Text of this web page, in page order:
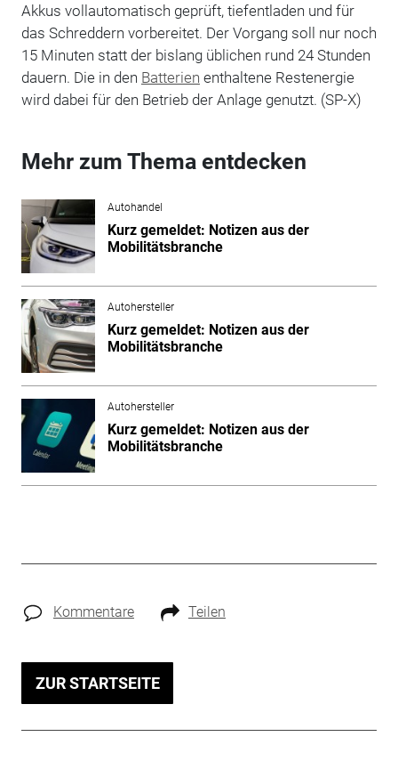
Akkus vollautomatisch geprüft, tiefentladen und für
das Schreddern vorbereitet. Der Vorgang soll nur noch
15 Minuten statt der bislang üblichen rund 24 Stunden
dauern. Die in den Batterien enthaltene Restenergie
wird dabei für den Betrieb der Anlage genutzt. (SP-X)
Mehr zum Thema entdecken
Autohandel
Kurz gemeldet: Notizen aus der
Mobilitätsbranche
Autohersteller
Kurz gemeldet: Notizen aus der
Mobilitätsbranche
Autohersteller
Kurz gemeldet: Notizen aus der
Mobilitätsbranche
Kommentare Teilen
ZUR STARTSEITE